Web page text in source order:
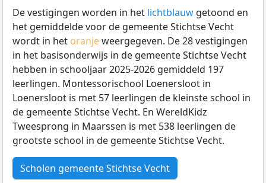
De vestigingen worden in het lichtblauw getoond en
het gemiddelde voor de gemeente Stichtse Vecht
wordt in het oranjeweergegeven. De 28 vestigingen
in het basisonderwijs in de gemeente Stichtse Vecht
hebben in schooljaar 2025-2026 gemiddeld 197
leerlingen. Montessorischool Loenersloot in
Loenersloot is met 57 leerlingen de kleinste school in
de gemeente Stichtse Vecht. En WereldKidz
Tweesprong in Maarssen is met 538 leerlingen de
grootste school in de gemeente Stichtse Vecht.
Scholen gemeente Stichtse Vecht